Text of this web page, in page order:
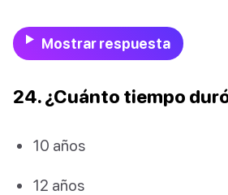
Mostrar respuesta
24. ¿Cuánto tiempo
10 años
12 años